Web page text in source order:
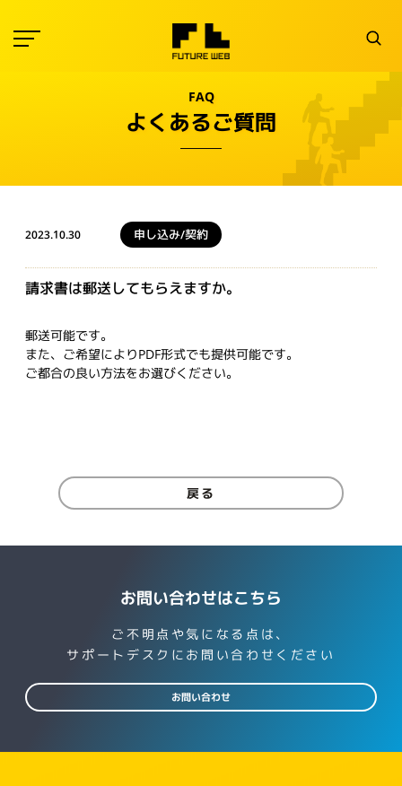
FAQ
よくあるご質問
2023.10.30 申し込み/契約
請求書は郵送してもらえますか。
郵送可能です。
また、ご希望によりPDF形式でも提供可能です。
ご都合の良い方法をお選びください。
戻る
お問い合わせはこちら
ご不明点や気になる点は、
サポートデスクにお問い合わせください
お問い合わせ